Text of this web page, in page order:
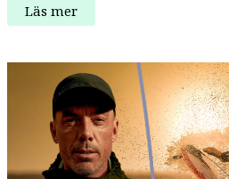
Ur
arkivet:
The
åriga
historia
Läs mer